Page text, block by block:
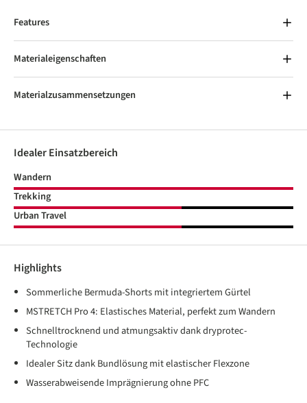
Features
Materialeigenschaften
Materialzusammensetzungen
Idealer Einsatzbereich
Wandern
Trekking
Urban Travel
Highlights
Sommerliche Bermuda-Shorts mit integriertem Gürtel
MSTRETCH Pro 4: Elastisches Material, perfekt zum Wandern
Schnelltrocknend und atmungsaktiv dank dryprotec-
Technologie
Idealer Sitz dank Bundlösung mit elastischer Flexzone
Wasserabweisende Imprägnierung ohne PFC